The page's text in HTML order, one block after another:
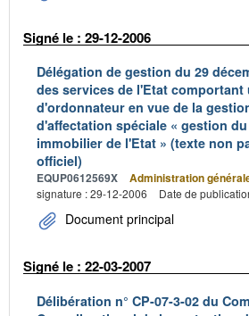
Signé le : 29-12-2006
Délégation de gestion du 29
des services de l'Etat comportant
d'ordonnateur en vue de la
d'affectation spéciale « gestion
immobilier de l'Etat » (texte non
officiel)
EQUP0612569X Administration
signature : 29-12-2006
Date de
Document principal
Signé le : 22-03-2007
Délibération n° CP-07-3-02 du